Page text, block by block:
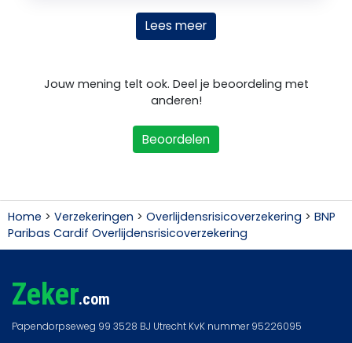
Lees meer
Jouw mening telt ook. Deel je beoordeling met
anderen!
Beoordelen
Home > Verzekeringen > Overlijdensrisicoverzekering > BNP
Paribas Cardif Overlijdensrisicoverzekering
Zeker.com